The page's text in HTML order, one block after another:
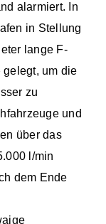
alarmiert. In
in Stellung
lange F-
um die
zu
und
über das
l/min
dem Ende